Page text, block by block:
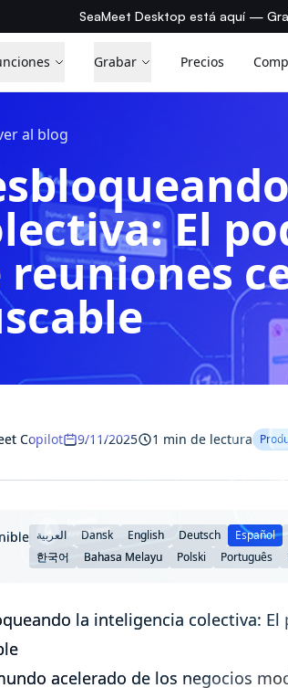
SeaMeet Desktop está aquí —
Grabar Precios
al blog
El
reuniones
Copilot 9/11/2025 1 min de lectura
العربية Dansk English Deutsch Español
한국어
Bahasa Melayu Polski Português
la inteligencia colectiva:
acelerado de los negocios